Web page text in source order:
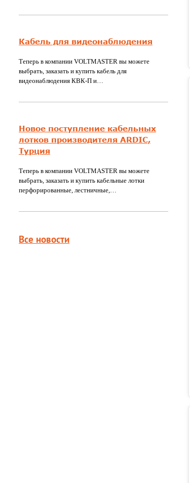
Кабель для видеонаблюдения
Теперь в компании VOLTMASTER вы можете
выбрать, заказать и купить кабель для
видеонаблюдения КВК-П и…
Новое поступление кабельных
лотков производителя ARDIC,
Турция
Теперь в компании VOLTMASTER вы можете
выбрать, заказать и купить кабельные лотки
перфорированные, лестничные,…
Все новости